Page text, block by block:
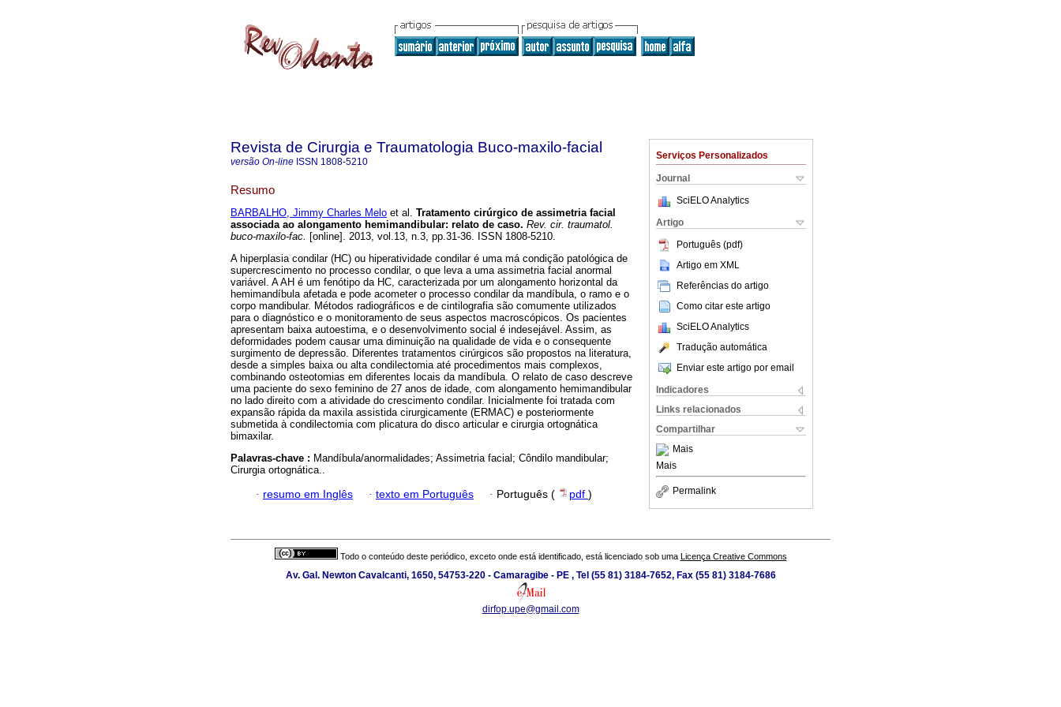
Serviços Personalizados
Journal
SciELO Analytics
Artigo
Português (pdf)
Artigo em XML
Referências do artigo
Como citar este artigo
SciELO Analytics
Tradução automática
Enviar este artigo por email
Indicadores
Links relacionados
Compartilhar
Mais
Mais
Permalink
Revista de Cirurgia e Traumatologia Buco-maxilo-facial
versão On-line ISSN 1808-5210
Resumo
BARBALHO, Jimmy Charles Melo et al. Tratamento cirúrgico de assimetria facial
associada ao alongamento hemimandibular: relato de caso. Rev. cir. traumatol.
buco-maxilo-fac. [online]. 2013, vol.13, n.3, pp.31-36. ISSN 1808-5210.
A hiperplasia condilar (HC) ou hiperatividade condilar é uma má condição patológica de
supercrescimento no processo condilar, o que leva a uma assimetria facial anormal
variável. A AH é um fenótipo da HC, caracterizada por um alongamento horizontal da
hemimandíbula afetada e pode acometer o processo condilar da mandíbula, o ramo e o
corpo mandibular. Métodos radiográficos e de cintilografia são comumente utilizados
para o diagnóstico e o monitoramento de seus aspectos macroscópicos. Os pacientes
apresentam baixa autoestima, e o desenvolvimento social é indesejável. Assim, as
deformidades podem causar uma diminuição na qualidade de vida e o consequente
surgimento de depressão. Diferentes tratamentos cirúrgicos são propostos na literatura,
desde a simples baixa ou alta condilectomia até procedimentos mais complexos,
combinando osteotomias em diferentes locais da mandíbula. O relato de caso descreve
uma paciente do sexo feminino de 27 anos de idade, com alongamento hemimandibular
no lado direito com a atividade do crescimento condilar. Inicialmente foi tratada com
expansão rápida da maxila assistida cirurgicamente (ERMAC) e posteriormente
submetida à condilectomia com plicatura do disco articular e cirurgia ortognática
bimaxilar.
Palavras-chave : Mandíbula/anormalidades; Assimetria facial; Côndilo mandibular;
Cirurgia ortognática..
· resumo em Inglês · texto em Português · Português ( pdf )
Todo o conteúdo deste periódico, exceto onde está identificado, está licenciado sob uma Licença Creative Commons
Av. Gal. Newton Cavalcanti, 1650, 54753-220 - Camaragibe - PE , Tel (55 81) 3184-7652, Fax (55 81) 3184-7686
dirfop.upe@gmail.com